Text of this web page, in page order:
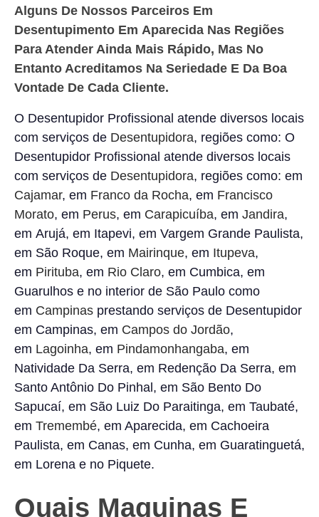
Alguns De Nossos Parceiros Em
Desentupimento Em Aparecida Nas Regiões
Para Atender Ainda Mais Rápido, Mas No
Entanto Acreditamos Na Seriedade E Da Boa
Vontade De Cada Cliente.
O Desentupidor Profissional atende diversos locais
com serviços de Desentupidora, regiões como: O
Desentupidor Profissional atende diversos locais
com serviços de Desentupidora, regiões como: em
Cajamar, em Franco da Rocha, em Francisco
Morato, em Perus, em Carapicuíba, em Jandira,
em Arujá, em Itapevi, em Vargem Grande Paulista,
em São Roque, em Mairinque, em Itupeva,
em Pirituba, em Rio Claro, em Cumbica, em
Guarulhos e no interior de São Paulo como
em Campinas prestando serviços de Desentupidor
em Campinas, em Campos do Jordão,
em Lagoinha, em Pindamonhangaba, em
Natividade Da Serra, em Redenção Da Serra, em
Santo Antônio Do Pinhal, em São Bento Do
Sapucaí, em São Luiz Do Paraitinga, em Taubaté,
em Tremembé, em Aparecida, em Cachoeira
Paulista, em Canas, em Cunha, em Guaratinguetá,
em Lorena e no Piquete.
Quais Maquinas E